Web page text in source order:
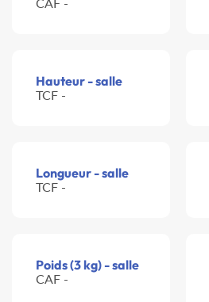
Hauteur - salle
TCF -
Longueur - salle
TCF -
Poids (3 kg) - salle
CAF -